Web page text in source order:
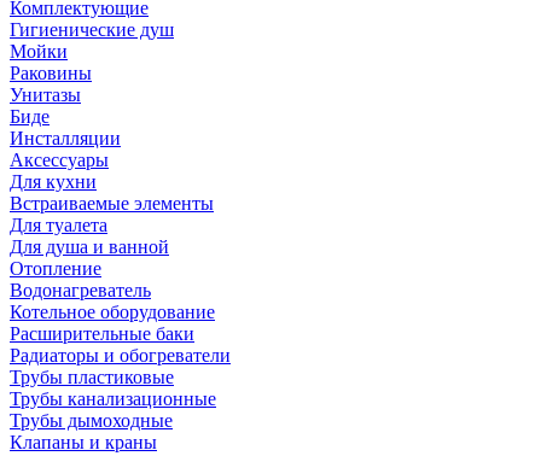
Комплектующие
Гигиенические душ
Мойки
Раковины
Унитазы
Биде
Инсталляции
Аксессуары
Для кухни
Встраиваемые элементы
Для туалета
Для душа и ванной
Отопление
Водонагреватель
Котельное оборудование
Расширительные баки
Радиаторы и обогреватели
Трубы пластиковые
Трубы канализационные
Трубы дымоходные
Клапаны и краны